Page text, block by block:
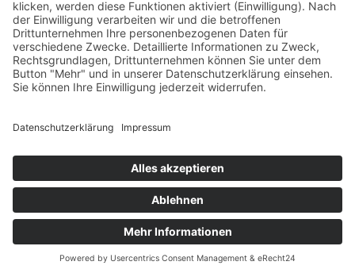
Newsletter
Kontakt
© 2026 JUWELIER STEIGER
VERTRAG WIDERRUFEN
PERFORMANCE BY ·GREITMANN